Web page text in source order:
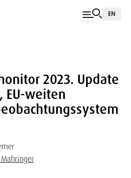
EN
2023. Update
EU-weiten